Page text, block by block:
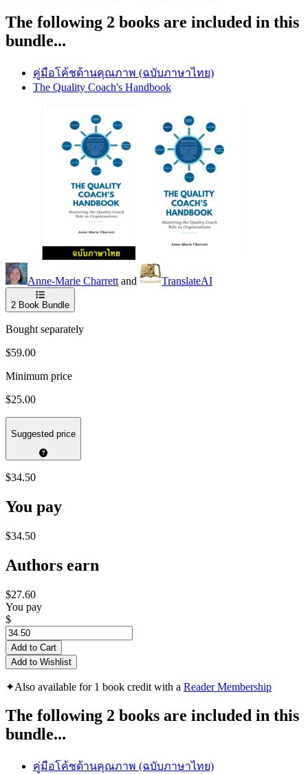
The following 2 books are included in this
bundle...
คู่มือโค้ชด้านคุณภาพ (ฉบับภาษาไทย)
The Quality Coach's Handbook
Anne-Marie Charrett and TranslateAI
2 Book Bundle
Bought separately
$59.00
Minimum price
$25.00
Suggested price
$34.50
You pay
$34.50
Authors earn
$27.60
You pay
$
Add to Cart
Add to Wishlist
✦Also available for 1 book credit with a Reader Membership
The following 2 books are included in this
bundle...
คู่มือโค้ชด้านคุณภาพ (ฉบับภาษาไทย)